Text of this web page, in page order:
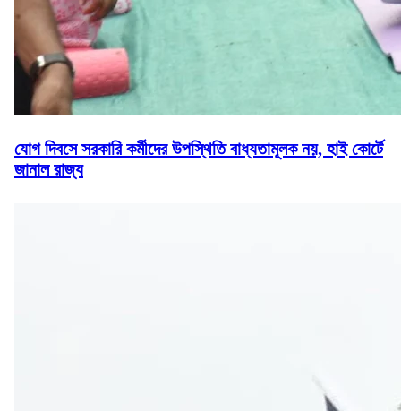
যোগ দিবসে সরকারি কর্মীদের উপস্থিতি বাধ্যতামূলক নয়, হাই কোর্টে
জানাল রাজ্য